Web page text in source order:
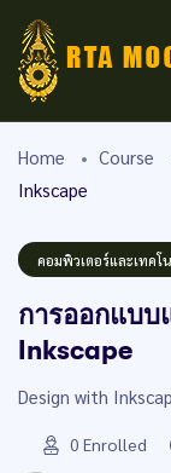
Home Course
Inkscape
คอมพิวเตอร์และเทคโ
การออกแบ
Inkscape
Design with
0 Enrolled